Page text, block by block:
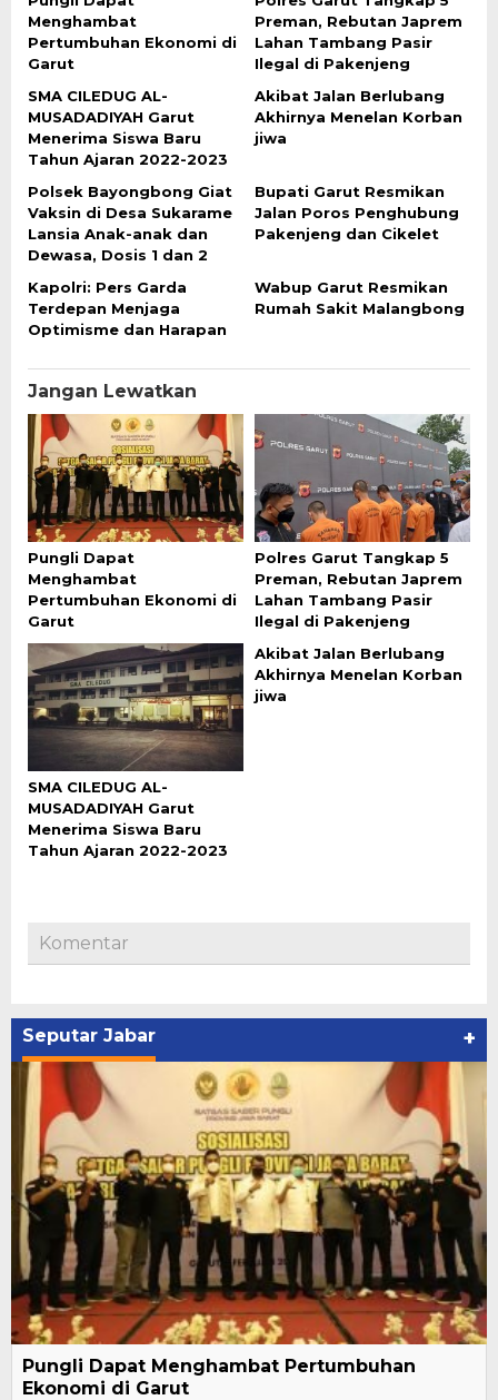
Menghambat
Pertumbuhan Ekonomi di
Garut
Preman, Rebutan Japrem
Lahan Tambang Pasir
Ilegal di Pakenjeng
SMA CILEDUG AL-
MUSADADIYAH Garut
Menerima Siswa Baru
Tahun Ajaran 2022-2023
Akibat Jalan Berlubang
Akhirnya Menelan Korban
jiwa
Polsek Bayongbong Giat
Vaksin di Desa Sukarame
Lansia Anak-anak dan
Dewasa, Dosis 1 dan 2
Bupati Garut Resmikan
Jalan Poros Penghubung
Pakenjeng dan Cikelet
Kapolri: Pers Garda
Terdepan Menjaga
Optimisme dan Harapan
Wabup Garut Resmikan
Rumah Sakit Malangbong
Jangan Lewatkan
Pungli Dapat
Menghambat
Pertumbuhan Ekonomi di
Garut
Polres Garut Tangkap 5
Preman, Rebutan Japrem
Lahan Tambang Pasir
Ilegal di Pakenjeng
SMA CILEDUG AL-
MUSADADIYAH Garut
Menerima Siswa Baru
Tahun Ajaran 2022-2023
Akibat Jalan Berlubang
Akhirnya Menelan Korban
jiwa
Komentar
Seputar Jabar +
Pungli Dapat Menghambat Pertumbuhan
Ekonomi di Garut